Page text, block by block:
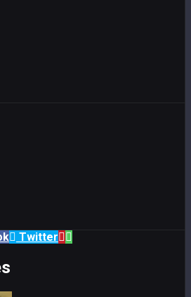
Twitter